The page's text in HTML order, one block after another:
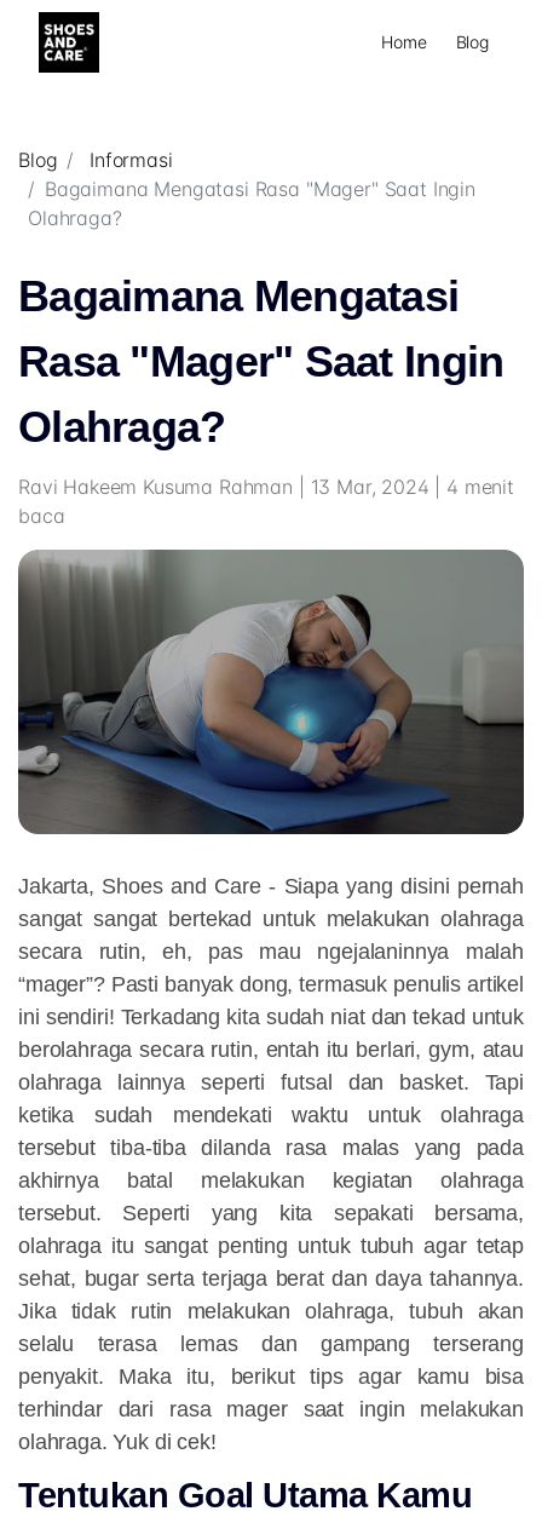
Home Blog
Blog
Informasi
Bagaimana Mengatasi Rasa "Mager" Saat Ingin
Olahraga?
Bagaimana Mengatasi
Rasa "Mager" Saat Ingin
Olahraga?
Ravi Hakeem Kusuma Rahman | 13 Mar, 2024 | 4 menit
baca
Jakarta, Shoes and Care - Siapa yang disini pernah
sangat sangat bertekad untuk melakukan olahraga
secara rutin, eh, pas mau ngejalaninnya malah
“mager”? Pasti banyak dong, termasuk penulis artikel
ini sendiri! Terkadang kita sudah niat dan tekad untuk
berolahraga secara rutin, entah itu berlari, gym, atau
olahraga lainnya seperti futsal dan basket. Tapi
ketika sudah mendekati waktu untuk olahraga
tersebut tiba-tiba dilanda rasa malas yang pada
akhirnya batal melakukan kegiatan olahraga
tersebut. Seperti yang kita sepakati bersama,
olahraga itu sangat penting untuk tubuh agar tetap
sehat, bugar serta terjaga berat dan daya tahannya.
Jika tidak rutin melakukan olahraga, tubuh akan
selalu terasa lemas dan gampang terserang
penyakit. Maka itu, berikut tips agar kamu bisa
terhindar dari rasa mager saat ingin melakukan
olahraga. Yuk di cek!
Tentukan Goal Utama Kamu